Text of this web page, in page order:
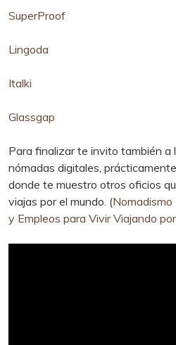
SuperProof
Lingoda
Italki
Glassgap
Para finalizar te invito también a
nómadas digitales,
donde te muestro otros oficios
viajas por el mundo. (Nomadismo
y Empleos para Vivir Viajando